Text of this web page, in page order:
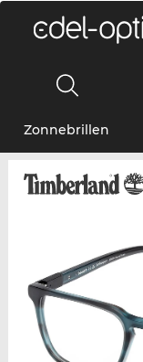
Zonnebrillen